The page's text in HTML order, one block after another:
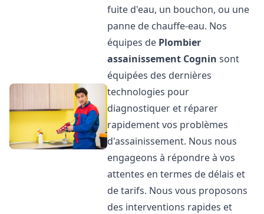
fuite d'eau, un bouchon, ou une
panne de chauffe-eau. Nos
équipes de Plombier
assainissement Cognin sont
équipées des dernières
technologies pour
diagnostiquer et réparer
rapidement vos problèmes
d'assainissement. Nous nous
engageons à répondre à vos
attentes en termes de délais et
de tarifs. Nous vous proposons
des interventions rapides et